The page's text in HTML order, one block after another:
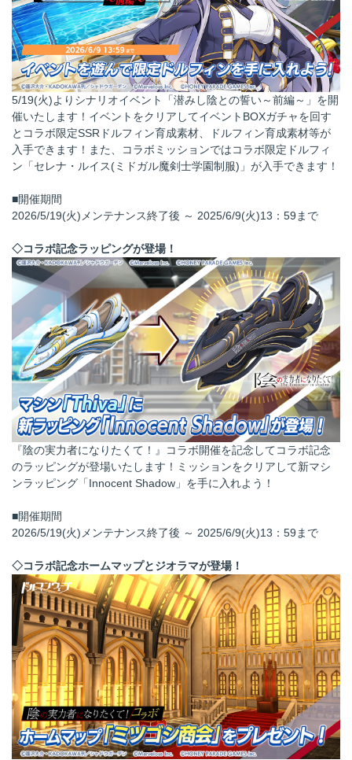
5/19(火)よりシナリオイベント「潜みし陰との誓い～前編～」を開
催いたします！イベントをクリアしてイベントBOXガチャを回す
とコラボ限定SSRドルフィン育成素材、ドルフィン育成素材等が
入手できます！また、コラボミッションではコラボ限定ドルフィ
ン「セレナ・ルイス(ミドガル魔剣士学園制服)」が入手できます！
■開催期間
2026/5/19(火)メンテナンス終了後 ～ 2025/6/9(火)13：59まで
◇コラボ記念ラッピングが登場！
『陰の実力者になりたくて！』コラボ開催を記念してコラボ記念
のラッピングが登場いたします！ミッションをクリアして新マシ
ンラッピング「Innocent Shadow」を手に入れよう！
■開催期間
2026/5/19(火)メンテナンス終了後 ～ 2025/6/9(火)13：59まで
◇コラボ記念ホームマップとジオラマが登場！